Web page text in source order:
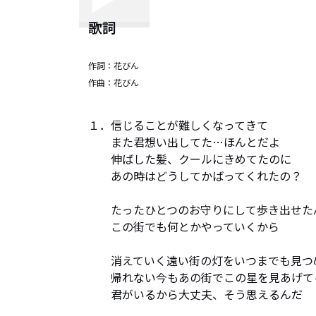
歌詞
作詞： 花びん
作曲： 花びん
１．信じることが難しくなってきて
また君想い出してた…ほんとだよ
伸ばした髪、クールにきめてたのに
あの時はどうしてかばってくれたの？
たったひとつのお守りにして歩き出せた
この街でも何とかやっていくから
消えていく遠い街の灯をいつまでも見つ
帰れない今もあの街でこの星を見あげて
君がいるから大丈夫、そう思えるんだ